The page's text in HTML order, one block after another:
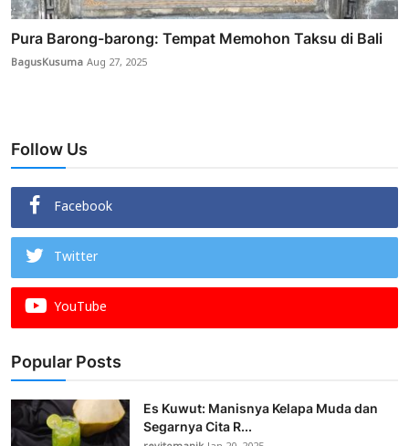
Pura Barong-barong: Tempat Memohon Taksu di Bali
BagusKusumaAug 27, 2025
Follow Us
Facebook
Twitter
YouTube
Popular Posts
Es Kuwut: Manisnya Kelapa Muda dan
Segarnya Cita R...